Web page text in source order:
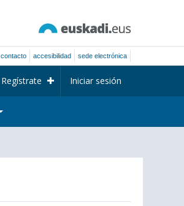
contacto accesibilidad sede electrónica
Regístrate Iniciar sesión